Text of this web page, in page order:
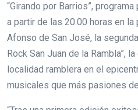
“Girando por Barrios”,
a partir de las 20.00 horas en
Afonso de San José, la
Rock San Juan de la Rambla”,
localidad ramblera en el
musicales que más pasiones